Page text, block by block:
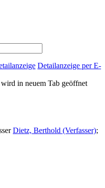
Detailanzeige per E-
wird in neuem Tab geöffnet
Dietz, Berthold (Verfasser);